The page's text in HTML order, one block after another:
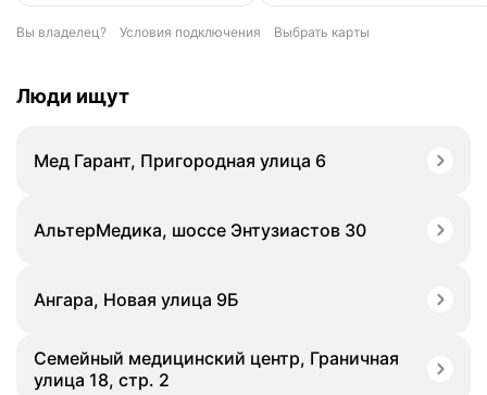
Вы владелец? Условия подключения Выбрать карты
Люди ищут
Мед Гарант, Пригородная улица 6
АльтерМедика, шоссе Энтузиастов 30
Ангара, Новая улица 9Б
Семейный медицинский центр, Граничная
улица 18, стр. 2